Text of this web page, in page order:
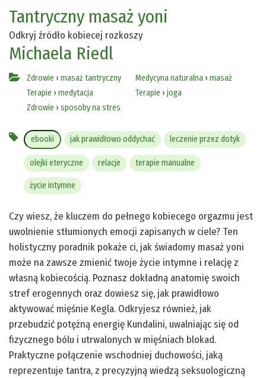
Tantryczny masaż yoni
Odkryj źródło kobiecej rozkoszy
Michaela Riedl
Zdrowie › masaż tantryczny
Terapie › medytacja
Zdrowie › sposoby na stres
Medycyna naturalna › masaż
Terapie › joga
ebooki jak prawidłowo oddychać leczenie przez dotyk
olejki eteryczne relacje terapie manualne
życie intymne
Czy wiesz, że kluczem do pełnego kobiecego orgazmu jest
uwolnienie stłumionych emocji zapisanych w ciele? Ten
holistyczny poradnik pokaże ci, jak świadomy masaż yoni
może na zawsze zmienić twoje życie intymne i relację z
własną kobiecością. Poznasz dokładną anatomię swoich
stref erogennych oraz dowiesz się, jak prawidłowo
aktywować mięśnie Kegla. Odkryjesz również, jak
przebudzić potężną energię Kundalini, uwalniając się od
fizycznego bólu i utrwalonych w mięśniach blokad.
Praktyczne połączenie wschodniej duchowości, jaką
reprezentuje tantra, z precyzyjną wiedzą seksuologiczną